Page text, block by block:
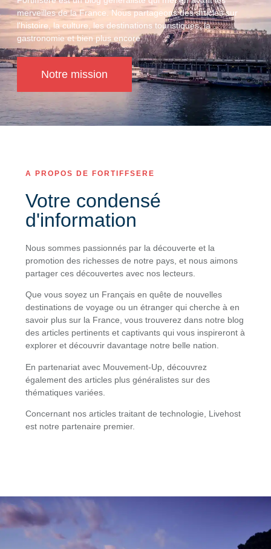
merveilles de la France. Nous partageons des articles sur
l'histoire, la culture, les destinations touristiques, la
gastronomie et bien plus encore.
Notre mission
A PROPOS DE FORTIFFSERE
Votre condensé
d'information
Nous sommes passionnés par la découverte et la
promotion des richesses de notre pays, et nous aimons
partager ces découvertes avec nos lecteurs.
Que vous soyez un Français en quête de nouvelles
destinations de voyage ou un étranger qui cherche à en
savoir plus sur la France, vous trouverez dans notre blog
des articles pertinents et captivants qui vous inspireront à
explorer et découvrir davantage notre belle nation.
En partenariat avec Mouvement-Up , découvrez
également des articles plus généralistes sur des
thématiques variées.
Concernant nos articles traitant de technologie, Livehost
est notre partenaire premier.